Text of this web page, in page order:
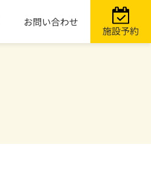
お問い合わせ
施設予約